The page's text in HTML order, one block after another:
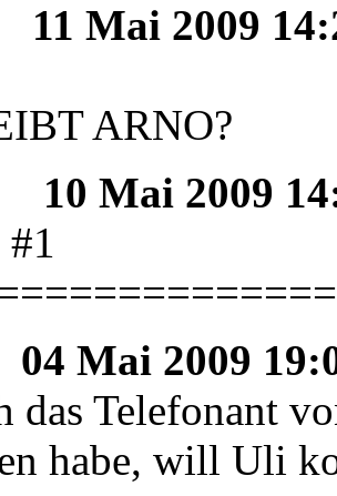
11 Mai 2009
ARNO?
10 Mai 2009
04 Mai 2009
das Telefonant
habe, will Uli